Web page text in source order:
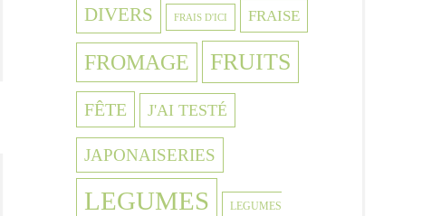
DIVERS FRAIS D'ICI FRAISE
FROMAGE FRUITS
FÊTE J'AI TESTÉ
JAPONAISERIES
LEGUMES LEGUMES